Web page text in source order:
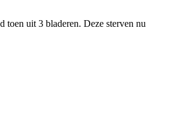
toen uit 3 bladeren. Deze sterven nu